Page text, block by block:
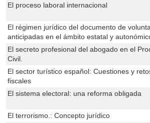
El proceso laboral internacional
El régimen jurídico del documento de
anticipadas en el ámbito estatal y
El secreto profesional del abogado en el
Civil.
El sector turístico español: Cuestiones y
fiscales
El sistema electoral: una reforma obligada
El terrorismo.: Concepto jurídico